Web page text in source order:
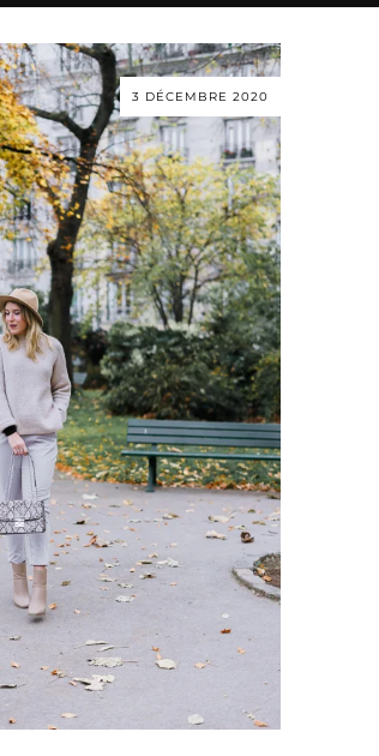
3 DÉCEMBRE 2020